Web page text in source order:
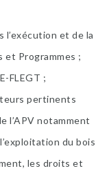
l’exécution et de la
Programmes ;
FLEGT ;
pertinents
l’APV notamment
du bois
les droits et